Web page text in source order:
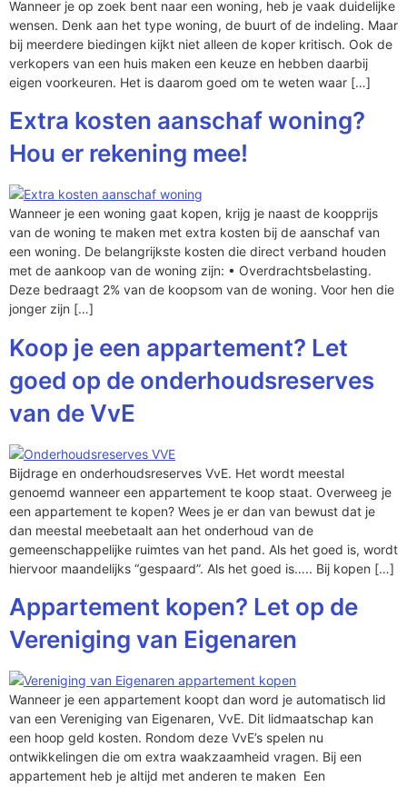
Wanneer je op zoek bent naar een woning, heb je vaak duidelijke
wensen. Denk aan het type woning, de buurt of de indeling. Maar
bij meerdere biedingen kijkt niet alleen de koper kritisch. Ook de
verkopers van een huis maken een keuze en hebben daarbij
eigen voorkeuren. Het is daarom goed om te weten waar […]
Extra kosten aanschaf woning?
Hou er rekening mee!
Wanneer je een woning gaat kopen, krijg je naast de koopprijs
van de woning te maken met extra kosten bij de aanschaf van
een woning. De belangrijkste kosten die direct verband houden
met de aankoop van de woning zijn: • Overdrachtsbelasting.
Deze bedraagt 2% van de koopsom van de woning. Voor hen die
jonger zijn […]
Koop je een appartement? Let
goed op de onderhoudsreserves
van de VvE
Bijdrage en onderhoudsreserves VvE. Het wordt meestal
genoemd wanneer een appartement te koop staat. Overweeg je
een appartement te kopen? Wees je er dan van bewust dat je
dan meestal meebetaalt aan het onderhoud van de
gemeenschappelijke ruimtes van het pand. Als het goed is, wordt
hiervoor maandelijks “gespaard”. Als het goed is….. Bij kopen […]
Appartement kopen? Let op de
Vereniging van Eigenaren
Wanneer je een appartement koopt dan word je automatisch lid
van een Vereniging van Eigenaren, VvE. Dit lidmaatschap kan
een hoop geld kosten. Rondom deze VvE’s spelen nu
ontwikkelingen die om extra waakzaamheid vragen. Bij een
appartement heb je altijd met anderen te maken Een